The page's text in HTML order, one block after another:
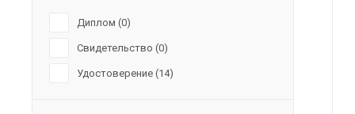
Диплом (0)
Свидетельство (0)
Удостоверение (14)